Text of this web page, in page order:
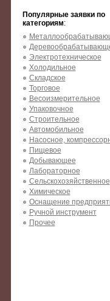
Популярные заявки по
категориям:
Электротехническое
Холодильное
Складское
Торговое
Весоизмерительное
Упаковочное
Строительное
Автомобильное
Насосное,
Пищевое
Добывающее
Лабораторное
Сельскохозяйственное
Химическое
Оснащение
Ручной инструмент
Прочее